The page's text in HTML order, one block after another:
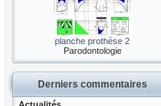
planche prothése 2
Parodontologie
Derniers commentaires